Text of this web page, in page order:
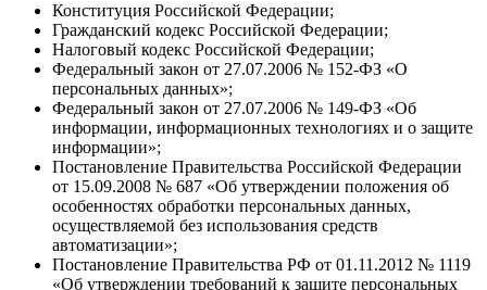
Конституция Российской Федерации;
Гражданский кодекс Российской Федерации;
Налоговый кодекс Российской Федерации;
Федеральный закон от 27.07.2006 № 152-ФЗ «О
персональных данных»;
Федеральный закон от 27.07.2006 № 149-ФЗ «Об
информации, информационных технологиях и о защите
информации»;
Постановление Правительства Российской Федерации
от 15.09.2008 № 687 «Об утверждении положения об
особенностях обработки персональных данных,
осуществляемой без использования средств
автоматизации»;
Постановление Правительства РФ от 01.11.2012 № 1119
«Об утверждении требований к защите персональных